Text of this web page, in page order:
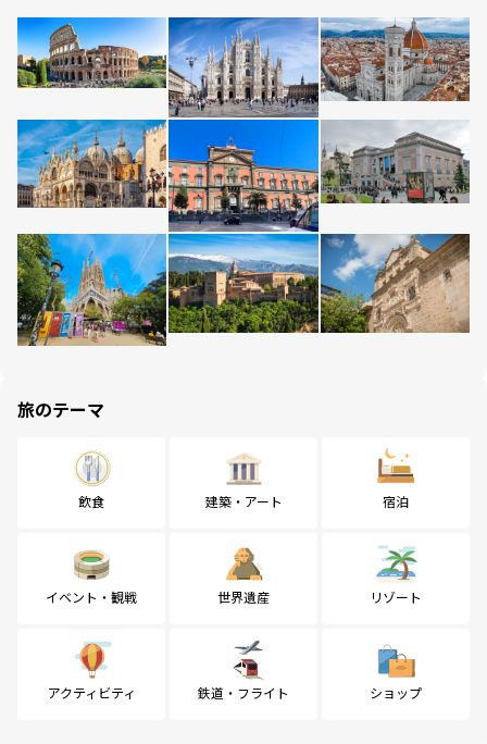
旅のテーマ
飲食 建築・アート 宿泊
イベント・観戦 世界遺産 リゾート
アクティビティ 鉄道・フライト ショップ